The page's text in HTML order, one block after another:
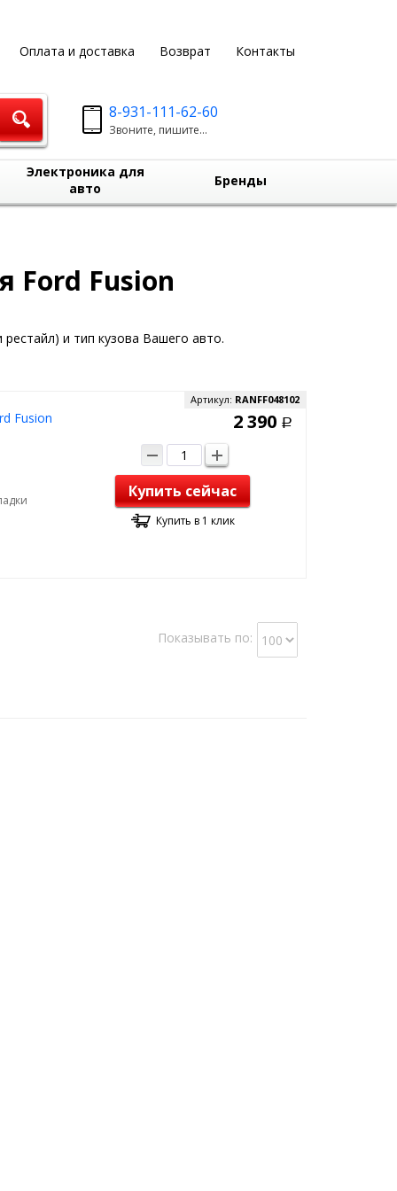
Оплата и доставка Возврат Контакты
8-931-111-62-60
Звоните, пишите...
Электроника для
авто
Бренды
Ford Fusion
и тип кузова Вашего авто.
Fusion
Артикул: RANFF048102
2 390 Р
Купить сейчас
Купить в 1 клик
Показывать по: